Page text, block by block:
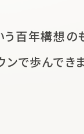
う百年構想の
で歩んでき